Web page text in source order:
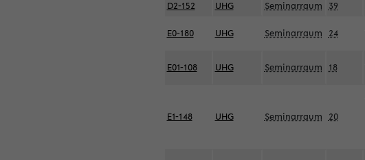
D2-152 UHG Seminarraum 39
E0-180 UHG Seminarraum 24
E01-108 UHG Seminarraum 18
E1-148 UHG Seminarraum 20